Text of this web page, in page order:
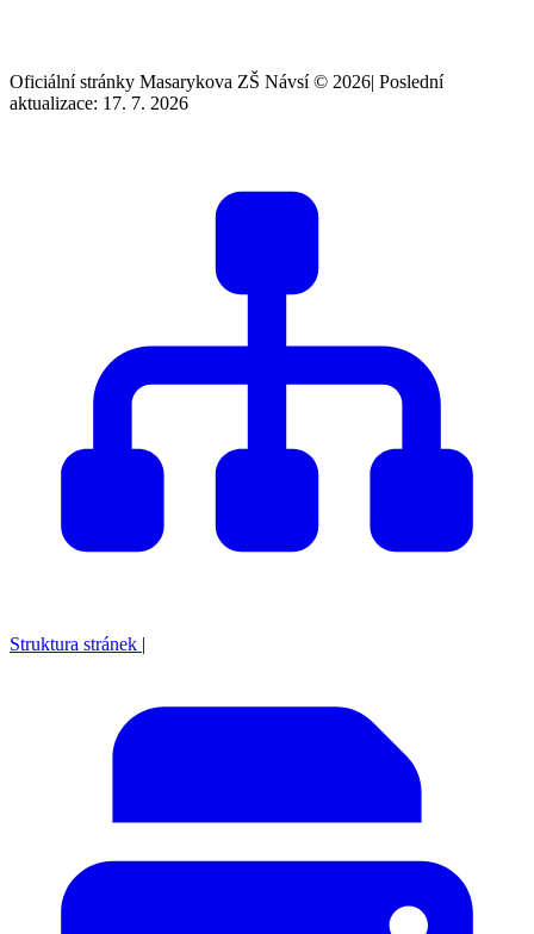
Oficiální stránky Masarykova ZŠ Návsí © 2026| Poslední
aktualizace: 17. 7. 2026
Struktura stránek |